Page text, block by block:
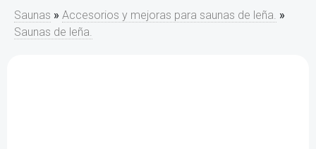
Saunas » Accesorios y mejoras para saunas de leña. »
Saunas de leña.